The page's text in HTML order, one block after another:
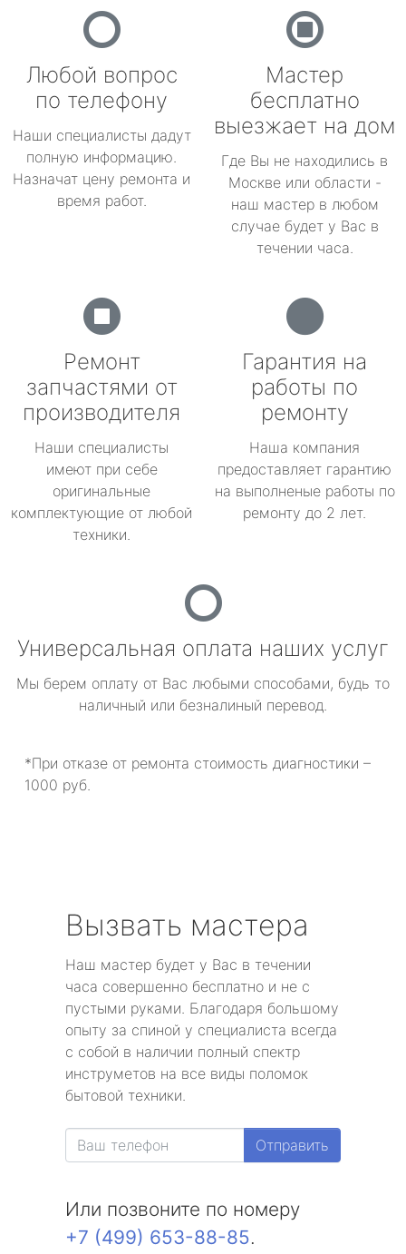
Любой вопрос
по телефону
Наши специалисты дадут
полную информацию.
Назначат цену ремонта и
время работ.
Мастер
бесплатно
выезжает на дом
Где Вы не находились в
Москве или области -
наш мастер в любом
случае будет у Вас в
течении часа.
Ремонт
запчастями от
производителя
Наши специалисты
имеют при себе
оригинальные
комплектующие от любой
техники.
Гарантия на
работы по
ремонту
Наша компания
предоставляет гарантию
на выполненые работы по
ремонту до 2 лет.
Универсальная оплата наших услуг
Мы берем оплату от Вас любыми способами, будь то
наличный или безналиный перевод.
*При отказе от ремонта стоимость диагностики –
1000 руб.
Вызвать мастера
Наш мастер будет у Вас в течении
часа совершенно бесплатно и не с
пустыми руками. Благодаря большому
опыту за спиной у специалиста всегда
с собой в наличии полный спектр
инструметов на все виды поломок
бытовой техники.
Отправить
Или позвоните по номеру
+7 (499) 653-88-85.